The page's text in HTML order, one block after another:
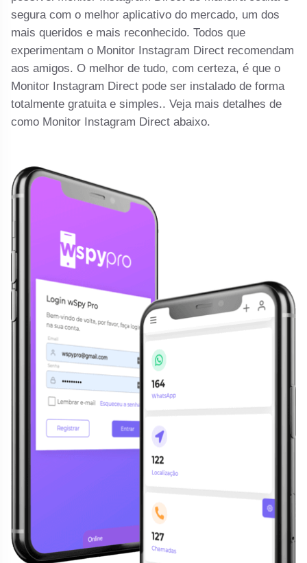
segura com o melhor aplicativo do mercado, um dos
mais queridos e mais reconhecido. Todos que
experimentam o Monitor Instagram Direct recomendam
aos amigos. O melhor de tudo, com certeza, é que o
Monitor Instagram Direct pode ser instalado de forma
totalmente gratuita e simples.. Veja mais detalhes de
como Monitor Instagram Direct abaixo.